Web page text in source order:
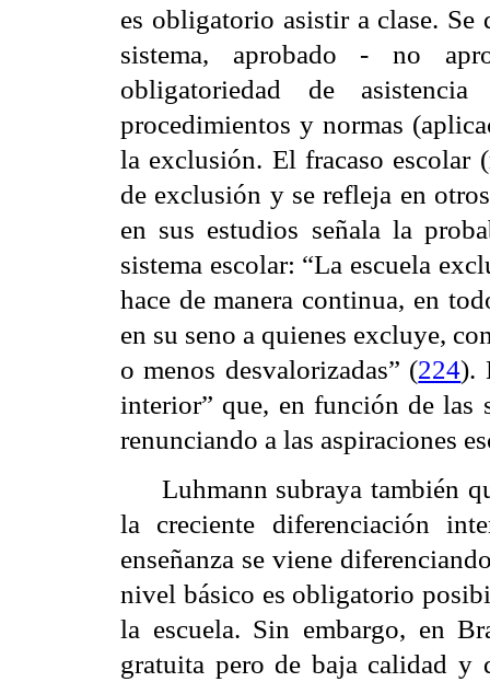
es obligatorio asistir a clase.
sistema, aprobado - no
obligatoriedad de
procedimientos y normas
la exclusión. El fracaso escolar
de exclusión y se refleja en
en sus estudios señala la
sistema escolar: “La escuela
hace de manera continua, en
en su seno a quienes excluye,
o menos desvalorizadas” (224).
interior” que, en función de las
renunciando a las aspiraciones
Luhmann subraya también
la creciente diferenciación
enseñanza se viene
nivel básico es obligatorio
la escuela. Sin embargo, en
gratuita pero de baja calidad y